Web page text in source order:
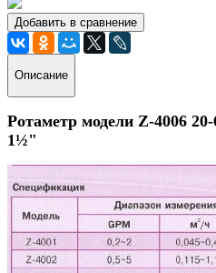
Добавить в сравнение
Описание
Ротаметр модели Z-4006
1½"